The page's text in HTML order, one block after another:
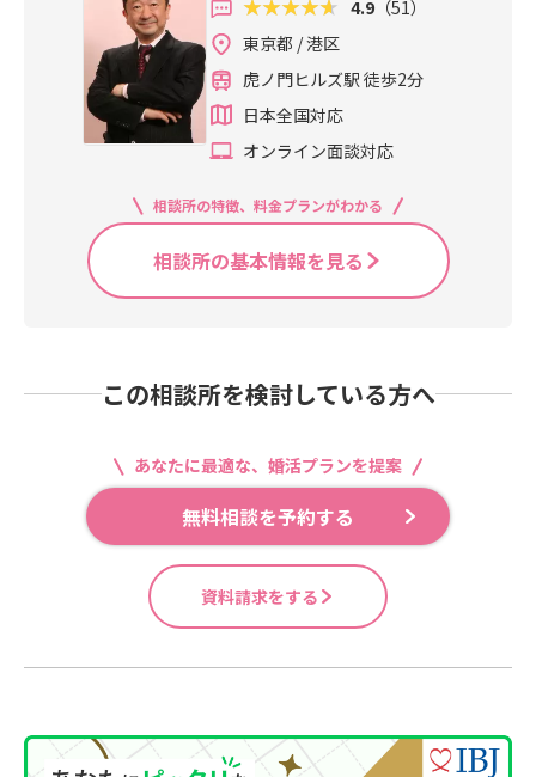
4.9 （51）
東京都 / 港区
虎ノ門ヒルズ駅 徒歩2分
日本全国対応
オンライン面談対応
相談所の特徴、料金プランがわかる
相談所の基本情報を見る
この相談所を検討している方へ
あなたに最適な、婚活プランを提案
無料相談を予約する
資料請求をする